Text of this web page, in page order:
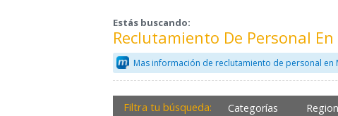
Estás buscando:
Reclutamiento De Personal
Mas información de reclutamiento de personal en
Filtra tu búsqueda: Categorías